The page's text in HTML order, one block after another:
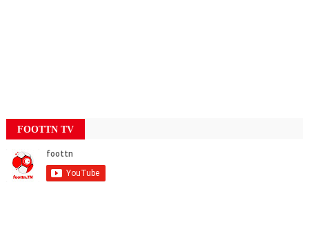
FOOTTN TV